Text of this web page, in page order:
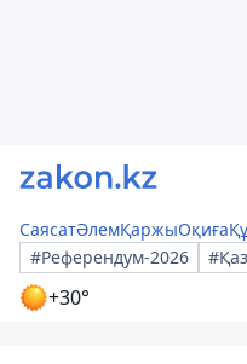
СаясатӘлемҚаржыОқиға
#Референдум-2026
+30°